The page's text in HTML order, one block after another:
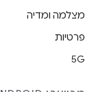
מצלמה ומדיה
פרטיות
5G